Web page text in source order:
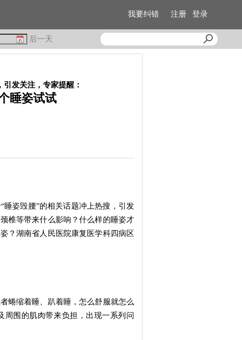
我要纠错 注册 登录
后一天
发关注，专家提醒：
睡姿试试
姿毁腰”的相关话题冲上热搜，引发
椎等带来什么影响？什么样的睡姿才
？湖南省人民医院康复医学科四病区
缩着睡、趴着睡，怎么舒服就怎么
周围的肌肉带来负担，出现一系列问